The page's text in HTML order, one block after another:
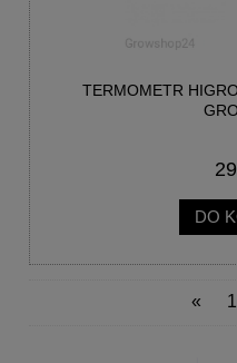
TERMOMETR
DO
« 1